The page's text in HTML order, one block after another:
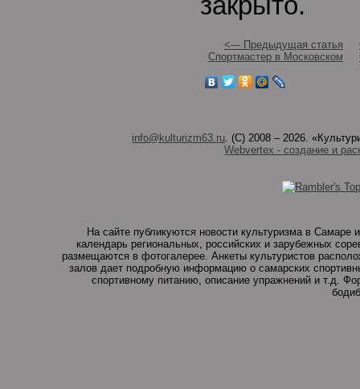
<--- Предыдущая статья
Спортмастер в Московском
info@kulturizm63.ru. (C) 2008 – 2026.
Webvertex - создание и
На сайте публикуются новости культуризма в
календарь региональных, российских и зарубежных
размещаются в фотогалерее. Анкеты культуристов
залов дает подробную информацию о самарских
спортивному питанию, описание упражнений и т.д.